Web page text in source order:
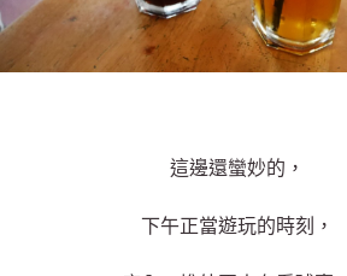
這邊還蠻妙的，
下午正當遊玩的時刻，